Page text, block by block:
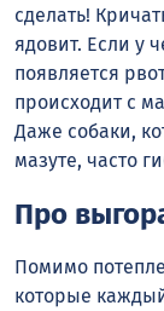
сделать!
ядовит. Если у
появляется
происходит с
Даже собаки,
мазуте, часто
Про
Помимо
которые